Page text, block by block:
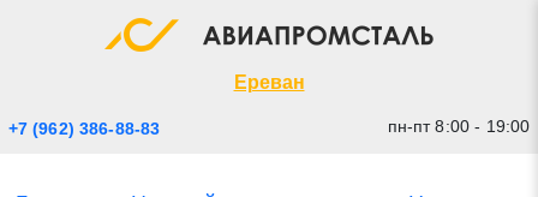
Ереван
+7 (962) 386-88-83 пн-пт 8:00 - 19:00
Экспресс заявка